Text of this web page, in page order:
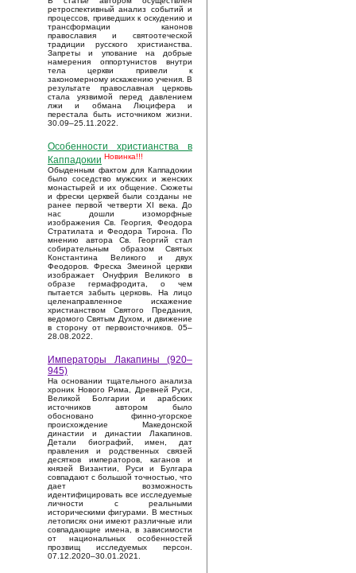
ретроспективный анализ событий и
процессов, приведших к оскудению и
трансформации канонов
православия и святоотеческой
традиции русского христианства.
Запреты и упование на добрые
намерения оппортунистов внутри
тела церкви привели к
закономерному искажению учения. В
результате православная церковь
стала уязвимой перед давлением
лжи и обмана Люцифера и
перестала быть источником жизни.
30.09–25.11.2022.
Особенности христианства в
Каппадокии Новинка!!!
Обыденным фактом для Каппадокии
было соседство мужских и женских
монастырей и их общение. Сюжеты
и фрески церквей были созданы не
ранее первой четверти XI века. До
нас дошли изоморфные
изображения Св. Георгия, Феодора
Стратилата и Феодора Тирона. По
мнению автора Св. Георгий стал
собирательным образом Святых
Константина Великого и двух
Феодоров. Фреска Змеиной церкви
изображает Онуфрия Великого в
образе гермафродита, о чем
пытается забыть церковь. На лицо
целенаправленное искажение
христианством Святого Предания,
ведомого Святым Духом, и движение
в сторону от первоисточников. 05–
28.08.2022.
Императоры Лакапины (920–
945)
На основании тщательного анализа
хроник Нового Рима, Древней Руси,
Великой Болгарии и арабских
источников автором было
обосновано финно-угорское
происхождение Македонской
династии и династии Лакапинов.
Детали биографий, имен, дат
правления и родственных связей
десятков императоров, каганов и
князей Византии, Руси и Булгара
совпадают с большой точностью, что
дает возможность
идентифицировать все исследуемые
личности с реальными
историческими фигурами. В местных
летописях они имеют различные или
совпадающие имена, в зависимости
от национальных особенностей
прозвищ исследуемых персон.
07.12.2020–30.01.2021.